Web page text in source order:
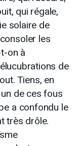
qui régale,
solaire de
les
on à
de
Tiens, en
de ces fous
a confondu le
très drôle.